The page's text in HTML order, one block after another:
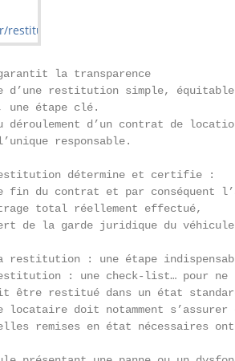
la transparence
d’une restitution simple,
étape clé.
déroulement d’un contrat de
responsable.
détermine et certifie :
fin du contrat et par conséquent
total réellement effectué,
de la garde juridique du
restitution : une étape
: une check-list… pour
être restitué dans un état
doit notamment s’assurer
remises en état nécessaires